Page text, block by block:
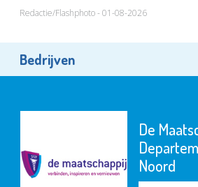
Redactie/Flashphoto - 01-08-2026
Bedrijven
De
Noord